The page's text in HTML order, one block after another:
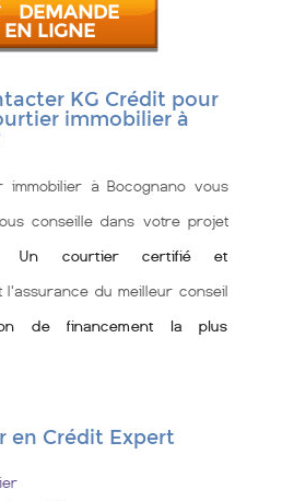
DEMANDE
EN LIGNE
KG Crédit pour
immobilier à
immobilier à Bocognano vous
conseille dans votre projet
Un courtier certifié et
l'assurance du meilleur conseil
de financement la plus
en Crédit Expert